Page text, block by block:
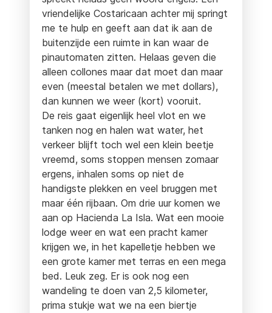
vriendelijke Costaricaan achter mij springt
me te hulp en geeft aan dat ik aan de
buitenzijde een ruimte in kan waar de
pinautomaten zitten. Helaas geven die
alleen collones maar dat moet dan maar
even (meestal betalen we met dollars),
dan kunnen we weer (kort) vooruit.
De reis gaat eigenlijk heel vlot en we
tanken nog en halen wat water, het
verkeer blijft toch wel een klein beetje
vreemd, soms stoppen mensen zomaar
ergens, inhalen soms op niet de
handigste plekken en veel bruggen met
maar één rijbaan. Om drie uur komen we
aan op Hacienda La Isla. Wat een mooie
lodge weer en wat een pracht kamer
krijgen we, in het kapelletje hebben we
een grote kamer met terras en een mega
bed. Leuk zeg. Er is ook nog een
wandeling te doen van 2,5 kilometer,
prima stukje wat we na een biertje